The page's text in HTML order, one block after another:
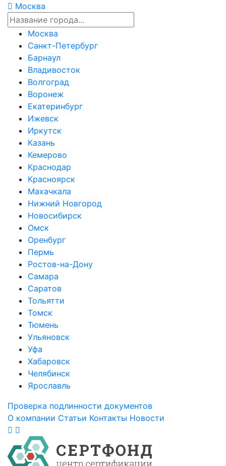
Москва
Москва
Санкт-Петербург
Барнаул
Владивосток
Волгоград
Воронеж
Екатеринбург
Ижевск
Иркутск
Казань
Кемерово
Краснодар
Красноярск
Махачкала
Нижний Новгород
Новосибирск
Омск
Оренбург
Пермь
Ростов-на-Дону
Самара
Саратов
Тольятти
Томск
Тюмень
Ульяновск
Уфа
Хабаровск
Челябинск
Ярославль
Проверка подлинности документов
О компании Статьи Контакты Новости